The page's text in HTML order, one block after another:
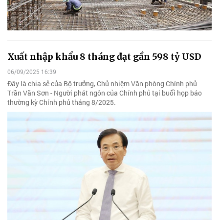
Xuất nhập khẩu 8 tháng đạt gần 598 tỷ USD
06/09/2025 16:39
Đây là chia sẻ của Bộ trưởng, Chủ nhiệm Văn phòng Chính phủ
Trần Văn Sơn - Người phát ngôn của Chính phủ tại buổi họp báo
thường kỳ Chính phủ tháng 8/2025.